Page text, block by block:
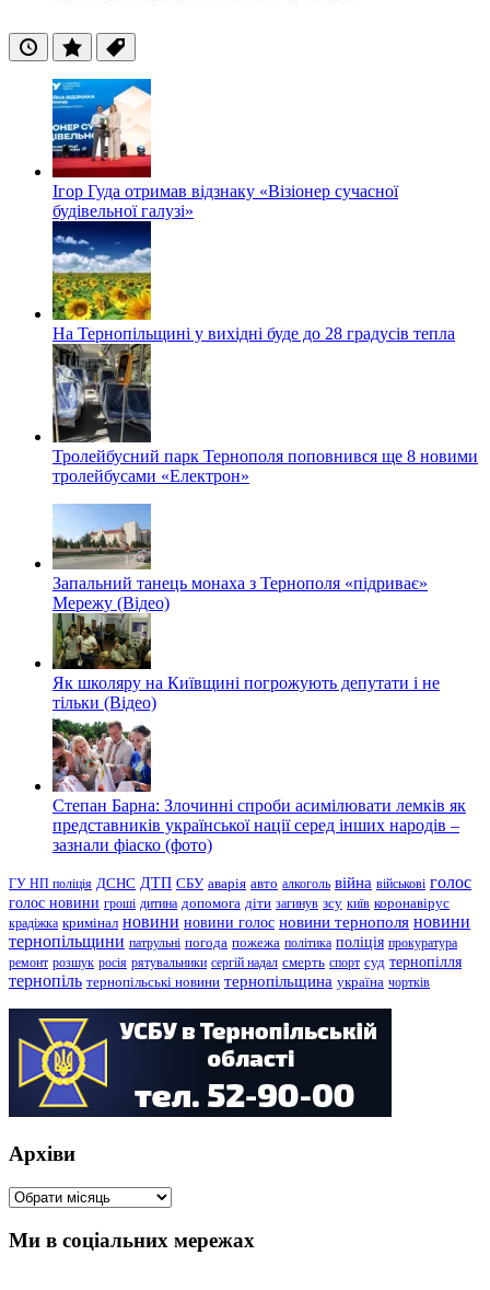
ОстанніПопулярні
Теги
Ігор Гуда отримав відзнаку «Візіонер сучасної
будівельної галузі»
На Тернопільщині у вихідні буде до 28 градусів тепла
Тролейбусний парк Тернополя поповнився ще 8 новими
тролейбусами «Електрон»
Запальний танець монаха з Тернополя «підриває»
Мережу (Відео)
Як школяру на Київщині погрожують депутати і не
тільки (Відео)
Степан Барна: Злочинні спроби асимілювати лемків як
представників української нації серед інших народів –
зазнали фіаско (фото)
ГУ НП поліція ДСНС ДТП СБУ аварія авто алкоголь війна військові голос
голос новини гроші дитина допомога діти загинув зсу київ коронавірус
крадіжка кримінал новини новини голос новини тернополя новини
тернопільщини патрульні погода пожежа політика поліція прокуратура
ремонт розшук росія рятувальники сергій надал смерть спорт суд тернопілля
тернопіль тернопільські новини тернопільщина україна чортків
Архіви
Архіви
Ми в соціальних мережах